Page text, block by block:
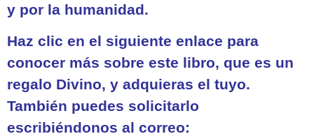
y por la humanidad.
Haz clic en el siguiente enlace para
conocer más sobre este libro, que es un
regalo Divino, y adquieras el tuyo.
También puedes solicitarlo
escribiéndonos al correo: